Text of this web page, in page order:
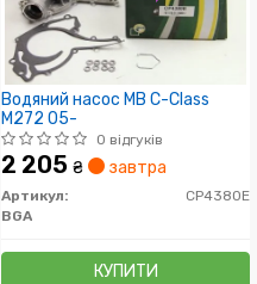
Водяний насос MB C-Class
M272 05-
0 відгуків
2 205 ₴ завтра
Артикул:
CP4380E
BGA
КУПИТИ